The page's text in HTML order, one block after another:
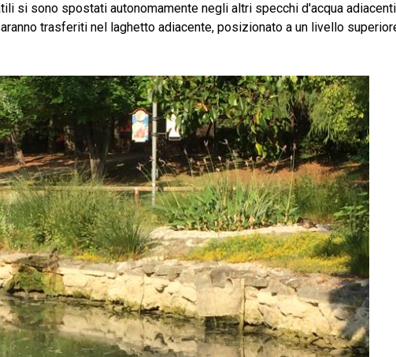
si sono spostati autonomamente negli altri specchi d'acqua
trasferiti nel laghetto adiacente, posizionato a un livello